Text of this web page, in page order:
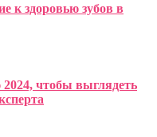
к здоровью зубов в
чтобы выглядеть